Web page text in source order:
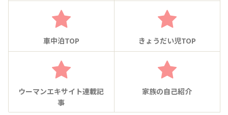
車中泊TOP きょうだい児TOP
ウーマンエキサイト連載記
事
家族の自己紹介